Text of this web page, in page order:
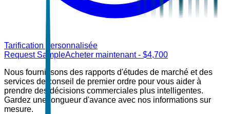
Tarification personnalisée
Request SampleAcheter maintenant- $4,700
Nous fournissons des rapports d'études de marché et des
services de conseil de premier ordre pour vous aider à
prendre des décisions commerciales plus intelligentes.
Gardez une longueur d'avance avec nos informations sur
mesure.